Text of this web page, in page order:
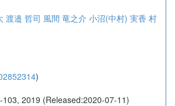
渡邉 哲司 風間 竜之介 小沼(中村) 実香 村
)
2019 (Released:2020-07-11)